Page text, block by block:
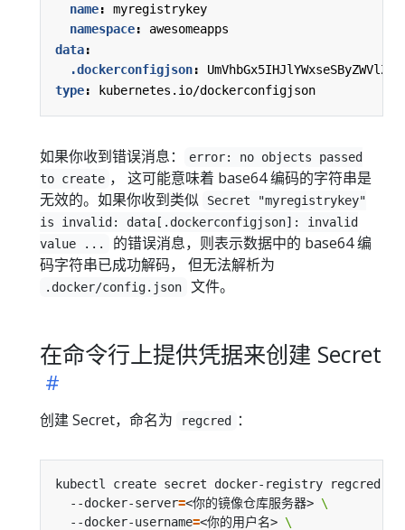
name:
myregistrykey
namespace:
awesomeapps
data:
.dockerconfigjson:
type: kubernetes.io/dockerconfigjson
如果你收到错误消息：
error: no objects passed
to create ， 这可能意味着 base64 编码的字符串是
无效的。如果你收到类似
Secret "myregistrykey"
is invalid: data[.dockerconfigjson]: invalid
value ...
的错误消息，则表示数据中的 base64 编
码字符串已成功解码， 但无法解析为
.docker/config.json 文件。
在命令行上提供凭据来创建 Secret
创建 Secret，命名为 regcred ：
kubectl create secret docker-registry regcred
  --docker-server
=<你的镜像仓库服务器>
  --docker-username
=<你的用户名>